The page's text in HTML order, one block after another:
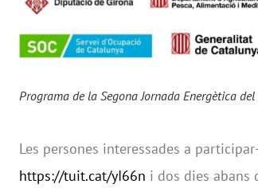
Programa de la Segona Jornada Energètica
Les persones interessades a
https://tuit.cat/yI66n i dos dies abans